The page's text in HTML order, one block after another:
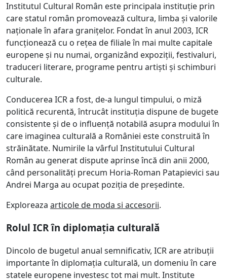
Institutul Cultural Român este principala instituție prin
care statul român promovează cultura, limba și valorile
naționale în afara granițelor. Fondat în anul 2003, ICR
funcționează cu o rețea de filiale în mai multe capitale
europene și nu numai, organizând expoziții, festivaluri,
traduceri literare, programe pentru artiști și schimburi
culturale.
Conducerea ICR a fost, de-a lungul timpului, o miză
politică recurentă, întrucât instituția dispune de bugete
consistente și de o influență notabilă asupra modului în
care imaginea culturală a României este construită în
străinătate. Numirile la vârful Institutului Cultural
Român au generat dispute aprinse încă din anii 2000,
când personalități precum Horia-Roman Patapievici sau
Andrei Marga au ocupat poziția de președinte.
Exploreaza articole de moda si accesorii.
Rolul ICR în diplomația culturală
Dincolo de bugetul anual semnificativ, ICR are atribuții
importante în diplomația culturală, un domeniu în care
statele europene investesc tot mai mult. Institute